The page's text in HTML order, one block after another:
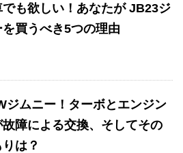
でも欲しい！あなたが JB23ジ
を買うべき5つの理由
ジムニー！ターボとエンジン
障による交換、そしてその
は？